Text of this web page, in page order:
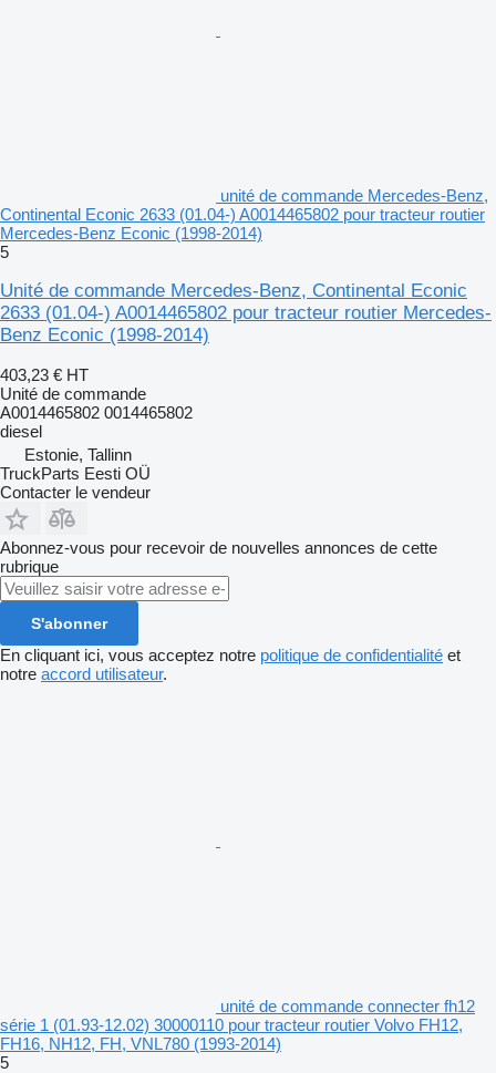
unité de commande Mercedes-Benz,
Continental Econic 2633 (01.04-) A0014465802 pour tracteur routier
Mercedes-Benz Econic (1998-2014)
5
Unité de commande Mercedes-Benz, Continental Econic
2633 (01.04-) A0014465802 pour tracteur routier Mercedes-
Benz Econic (1998-2014)
403,23 € HT
Unité de commande
A0014465802 0014465802
diesel
Estonie, Tallinn
TruckParts Eesti OÜ
Contacter le vendeur
Abonnez-vous pour recevoir de nouvelles annonces de cette
rubrique
S'abonner
En cliquant ici, vous acceptez notre politique de confidentialité et
notre accord utilisateur.
unité de commande connecter fh12
série 1 (01.93-12.02) 30000110 pour tracteur routier Volvo FH12,
FH16, NH12, FH, VNL780 (1993-2014)
5